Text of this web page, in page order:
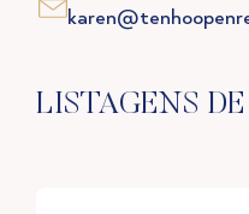
LISTAGENS